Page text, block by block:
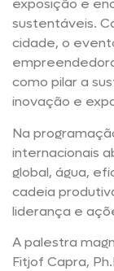
exposição e
sustentáveis.
cidade, o
como pilar a
inovação e
Na
internacionais
global, água,
cadeia
liderança e
A palestra
Fitjof Capra,